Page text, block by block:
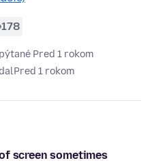
178
Pred 1 rokom
Pred 1 rokom
screen sometimes